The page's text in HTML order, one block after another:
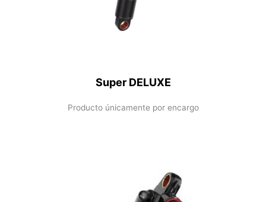
Super DELUXE
Producto únicamente por encargo